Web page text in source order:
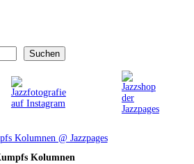
Suchen
Kolumnen